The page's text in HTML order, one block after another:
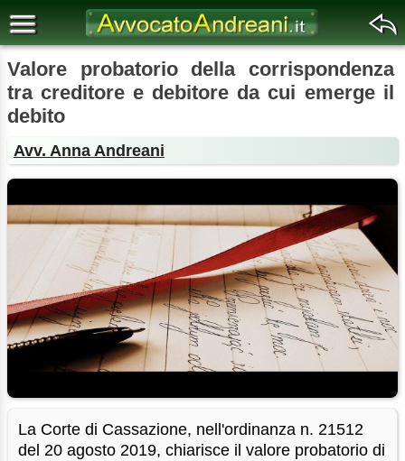
Valore probatorio della corrispondenza
tra creditore e debitore da cui emerge il
debito
Avv. Anna Andreani
La Corte di Cassazione, nell'ordinanza n. 21512
del 20 agosto 2019, chiarisce il valore probatorio di